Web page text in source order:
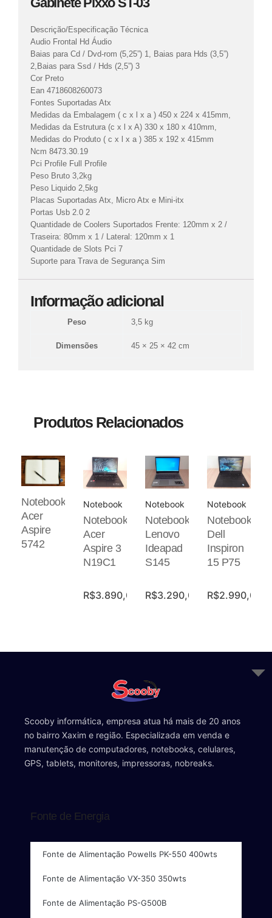
Descrição/Especificação Técnica
Audio Frontal Hd Áudio
Baias para Cd / Dvd-rom (5,25”) 1, Baias para Hds (3,5”)
2,Baias para Ssd / Hds (2,5”) 3
Cor Preto
Ean 4718608260073
Fontes Suportadas Atx
Medidas da Embalagem ( c x l x a ) 450 x 224 x 415mm,
Medidas da Estrutura (c x l x A) 330 x 180 x 410mm,
Medidas do Produto ( c x l x a ) 385 x 192 x 415mm
Ncm 8473.30.19
Pci Profile Full Profile
Peso Bruto 3,2kg
Peso Liquido 2,5kg
Placas Suportadas Atx, Micro Atx e Mini-itx
Portas Usb 2.0 2
Quantidade de Coolers Suportados Frente: 120mm x 2 /
Traseira: 80mm x 1 / Lateral: 120mm x 1
Quantidade de Slots Pci 7
Suporte para Trava de Segurança Sim
Informação adicional
Peso 3,5 kg
Dimensões 45 × 25 × 42 cm
Produtos Relacionados
Notebook
Acer
Aspire
5742
Notebook
Notebook
Acer
Aspire 3
N19C1
R$3.890,00
Notebook
Notebook
Lenovo
Ideapad
S145
R$3.290,00
Notebook
Notebook
Dell
Inspiron
15 P75
R$2.990,00
Scooby informática, empresa atua há mais de 20 anos
no bairro Xaxim e região. Especializada em venda e
manutenção de computadores, notebooks, celulares,
GPS, tablets, monitores, impressoras, nobreaks.
Fonte de Energia
Fonte de Alimentação Powells PK-550 400wts
Fonte de Alimentação VX-350 350wts
Fonte de Alimentação PS-G500B